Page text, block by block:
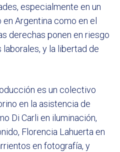
especialmente en un
Argentina como en el
derechas ponen en riesgo
laborales, y la libertad de
es un colectivo
en la asistencia de
Di Carli en iluminación,
Florencia Lahuerta en
en fotografía, y